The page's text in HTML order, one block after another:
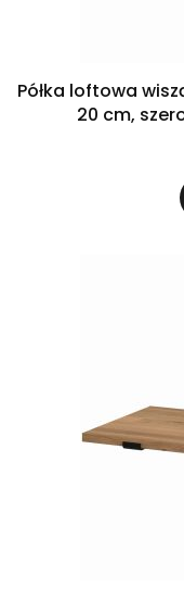
Półka loftowa
20 cm,